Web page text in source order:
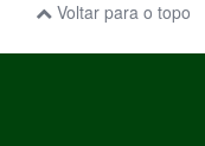
Voltar para o topo